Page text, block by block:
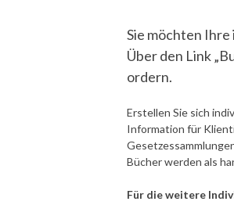
Sie möchten Ihre
Über den Link
ordern.
Erstellen Sie sich
Information für
Bücher werden als
Für die weitere